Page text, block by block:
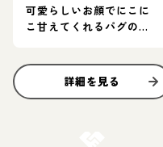
可愛らしいお顔でにこに
こ甘えてくれるパグの女
詳細を見る